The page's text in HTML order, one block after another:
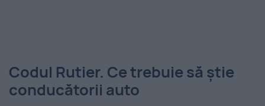
Codul Rutier. Ce trebuie să știe
conducătorii auto